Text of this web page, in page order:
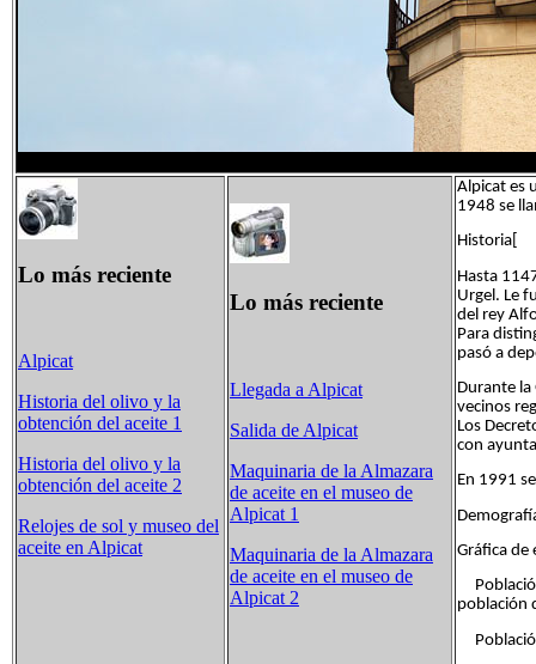
Lo más reciente
Alpicat
Historia del olivo y la
obtención del aceite 1
Historia del olivo y la
obtención del aceite 2
Relojes de sol y museo del
aceite en Alpicat
Lo más reciente
Llegada a Alpicat
Salida de Alpicat
Maquinaria de la Almazara
de aceite en el museo de
Alpicat 1
Maquinaria de la Almazara
de aceite en el museo de
Alpicat 2
Alpicat es
1948 se
Historia[
Hasta
Urgel. Le
del rey
Para
pasó a
Durante
vecinos
Los
con
En 1991
Gráfica de
población